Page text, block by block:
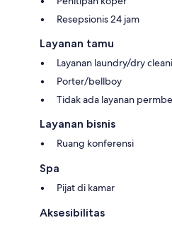
Resepsionis 24 jam
Layanan tamu
Layanan laundry/dry
Porter/bellboy
Tidak ada layanan
Layanan bisnis
Ruang konferensi
Spa
Pijat di kamar
Aksesibilitas